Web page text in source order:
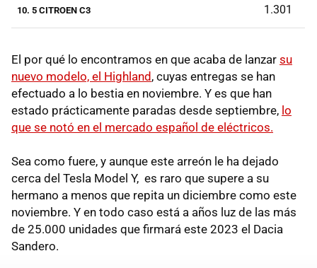
10. 5 CITROEN C3 1.301
El por qué lo encontramos en que acaba de lanzar su
nuevo modelo, el Highland , cuyas entregas se han
efectuado a lo bestia en noviembre. Y es que han
estado prácticamente paradas desde septiembre, lo
que se notó en el mercado español de eléctricos.
Sea como fuere, y aunque este arreón le ha dejado
cerca del Tesla Model Y, es raro que supere a su
hermano a menos que repita un diciembre como este
noviembre. Y en todo caso está a años luz de las más
de 25.000 unidades que firmará este 2023 el Dacia
Sandero.